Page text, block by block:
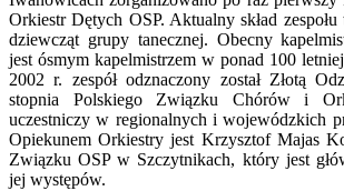
Orkiestr Dętych OSP. Aktualny skład
dziewcząt grupy tanecznej. Obecny
jest ósmym kapelmistrzem w ponad 100
2002 r. zespół odznaczony został Złotą
stopnia Polskiego Związku Chórów i
uczestniczy w regionalnych i wojewódzkich
Opiekunem Orkiestry jest Krzysztof Majas
Związku OSP w Szczytnikach, który jest
jej występów.